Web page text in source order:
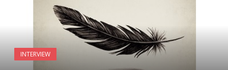
INTERVIEW